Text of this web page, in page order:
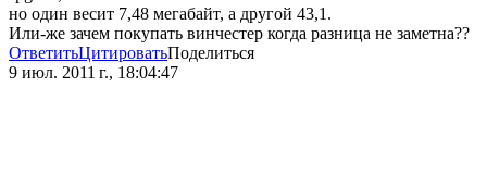
но один весит 7,48 мегабайт, а другой 43,1.
Или-же зачем покупать винчестер когда разница не заметна??
ОтветитьЦитироватьПоделиться
9 июл. 2011 г., 18:04:47